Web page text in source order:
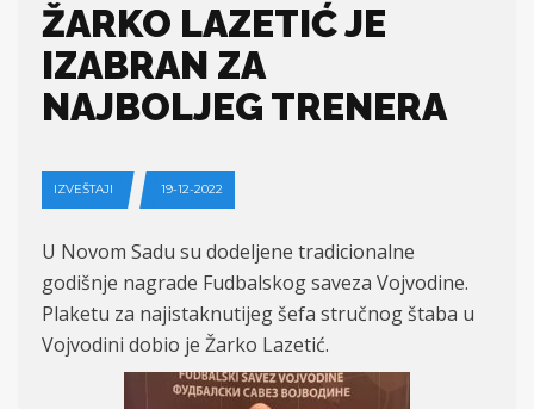
ŽARKO LAZETIĆ JE
IZABRAN ZA
NAJBOLJEG TRENERA
IZVEŠTAJI 19-12-2022
U Novom Sadu su dodeljene tradicionalne
godišnje nagrade Fudbalskog saveza Vojvodine.
Plaketu za najistaknutijeg šefa stručnog štaba u
Vojvodini dobio je Žarko Lazetić.